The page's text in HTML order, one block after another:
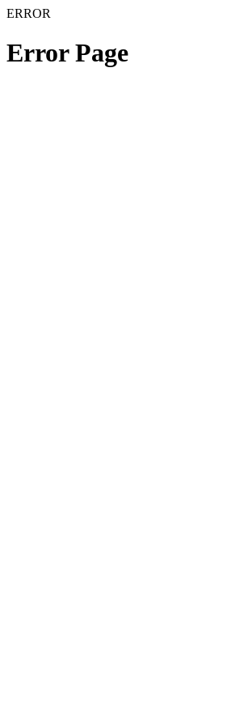
ERROR
Error Page